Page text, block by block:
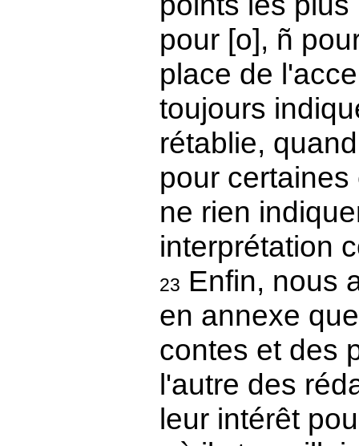
pour [o], ñ
place de
toujours
rétablie,
pour
ne rien
interprétation
23 Enfin, nous
en annexe
contes et des
l'autre des
leur intérêt